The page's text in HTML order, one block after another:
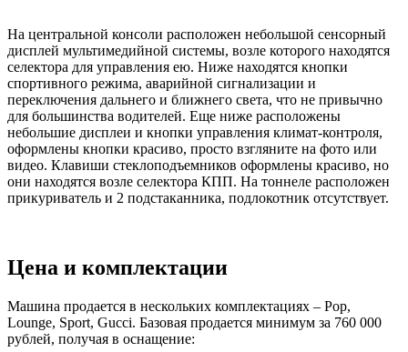
На центральной консоли расположен небольшой сенсорный
дисплей мультимедийной системы, возле которого находятся
селектора для управления ею. Ниже находятся кнопки
спортивного режима, аварийной сигнализации и
переключения дальнего и ближнего света, что не привычно
для большинства водителей. Еще ниже расположены
небольшие дисплеи и кнопки управления климат-контроля,
оформлены кнопки красиво, просто взгляните на фото или
видео. Клавиши стеклоподъемников оформлены красиво, но
они находятся возле селектора КПП. На тоннеле расположен
прикуриватель и 2 подстаканника, подлокотник отсутствует.
Цена и комплектации
Машина продается в нескольких комплектациях – Pop,
Lounge, Sport, Gucci. Базовая продается минимум за 760 000
рублей, получая в оснащение: